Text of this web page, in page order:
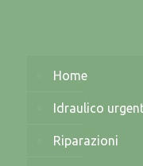
Home
Idraulico
Riparazioni